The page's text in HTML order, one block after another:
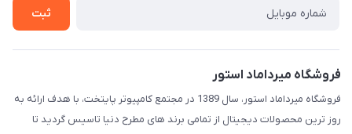
ثبت
فروشگاه میرداماد استور
فروشگاه میرداماد استور، سال 1389 در مجتمع کامپیوتر پایتخت، با هدف ارائه به
روز ترین محصولات دیجیتال از تمامی برند های مطرح دنیا تاسیس گردید تا